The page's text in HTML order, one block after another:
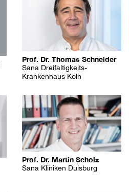
Prof. Dr. Thomas Schneider
Sana Dreifaltigkeits-
Krankenhaus Köln
Prof. Dr. Martin Scholz
Sana Kliniken Duisburg